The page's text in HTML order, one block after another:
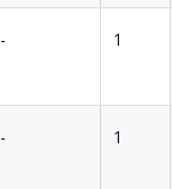
- 1
- 1